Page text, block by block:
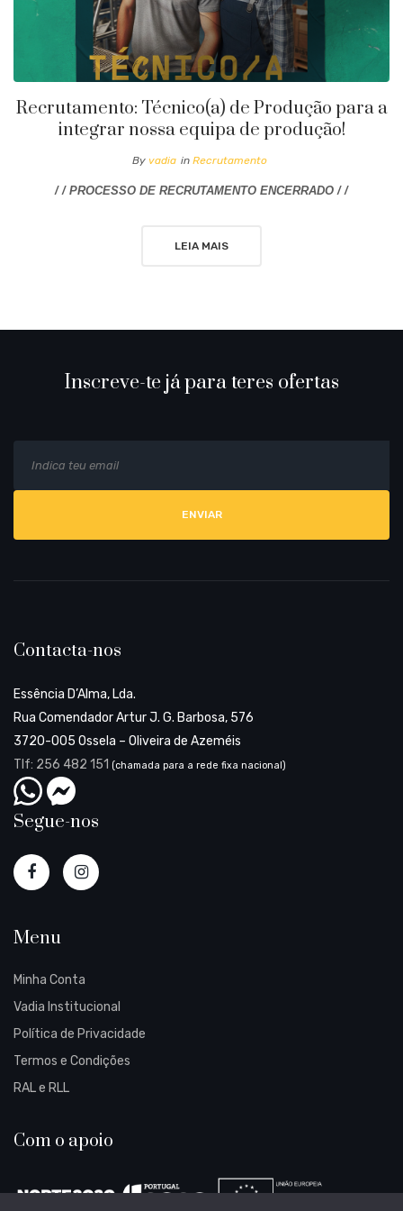
Recrutamento: Técnico(a) de Produção para a
integrar nossa equipa de produção!
By vadia in Recrutamento
/ / PROCESSO DE RECRUTAMENTO ENCERRADO / /
LEIA MAIS
Inscreve-te já para teres ofertas
i
Contacta-nos
Essência D’Alma, Lda.
Rua Comendador Artur J. G. Barbosa, 576
3720-005 Ossela – Oliveira de Azeméis
Tlf: 256 482 151 (chamada para a rede fixa nacional)
Segue-nos
Menu
Minha Conta
Vadia Institucional
Política de Privacidade
Termos e Condições
RAL e RLL
Com o apoio